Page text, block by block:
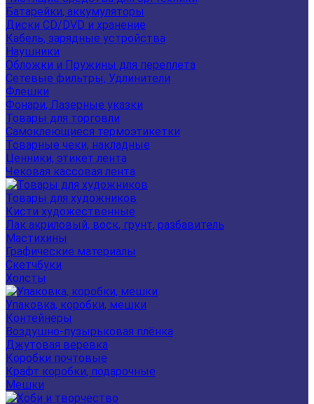
Батарейки, аккумуляторы
Диски CD/DVD и хранение
Кабель, зарядные устройства
Наушники
Обложки и Пружины для переплета
Сетевые фильтры, Удлинители
Флешки
Фонари, Лазерные указки
Товары для торговли
Самоклеющиеся термоэтикетки
Товарные чеки, накладные
Ценники, этикет лента
Чековая кассовая лента
Товары для художников
Кисти художественные
Лак акриловый, воск, грунт, разбавитель
Мастихины
Графические материалы
Скетчбуки
Холсты
Упаковка, коробки, мешки
Контейнеры
Воздушно-пузырьковая плёнка
Джутовая веревка
Коробки почтовые
Крафт коробки, подарочные
Мешки